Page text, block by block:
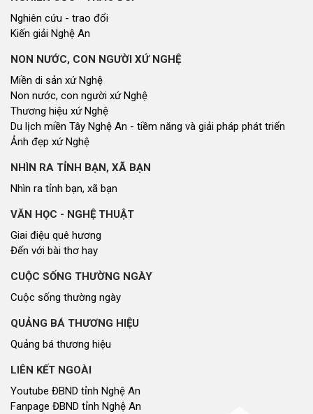
Nghiên cứu - trao đổi
Kiến giải Nghệ An
NON NƯỚC, CON NGƯỜI XỨ NGHỆ
Miền di sản xứ Nghệ
Non nước, con người xứ Nghệ
Thương hiệu xứ Nghệ
Du lịch miền Tây Nghệ An - tiềm năng và giải pháp phát triển
Ảnh đẹp xứ Nghệ
NHÌN RA TỈNH BẠN, XÃ BẠN
Nhìn ra tỉnh bạn, xã bạn
VĂN HỌC - NGHỆ THUẬT
Giai điệu quê hương
Đến với bài thơ hay
CUỘC SỐNG THƯỜNG NGÀY
Cuộc sống thường ngày
QUẢNG BÁ THƯƠNG HIỆU
Quảng bá thương hiệu
LIÊN KẾT NGOÀI
Youtube ĐBND tỉnh Nghệ An
Fanpage ĐBND tỉnh Nghệ An